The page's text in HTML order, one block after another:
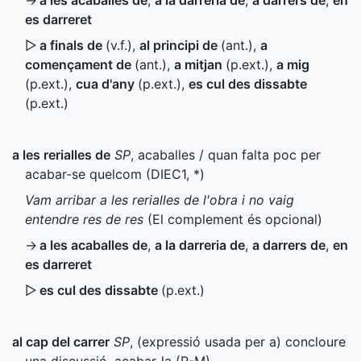
es darreret
▷ a finals de (v.f.), al principi de (ant.), a
començament de (ant.), a mitjan (p.ext.), a mig
(p.ext.), cua d'any (p.ext.), es cul des dissabte
(p.ext.)
a les rerialles de SP, acaballes / quan falta poc per
acabar-se quelcom (DIEC1, *)
Vam arribar a les rerialles de l'obra i no vaig
entendre res de res (El complement és opcional)
→ a les acaballes de, a la darreria de, a darrers de, en
es darreret
▷ es cul des dissabte (p.ext.)
al cap del carrer SP, (expressió usada per a) concloure